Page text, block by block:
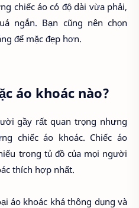
chiếc áo có độ dài vừa phải,
ngắn. Bạn cũng nên chọn
để mặc đẹp hơn.
áo khoác nào?
gầy rất quan trọng nhưng
chiếc áo khoác. Chiếc áo
trong tủ đồ của mọi người
thích hợp nhất.
áo khoác khá thông dụng và